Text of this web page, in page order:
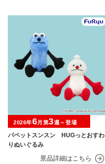
パペットスンスン HUGっとおすわ
りぬいぐるみ
2026年6月第3週～登場